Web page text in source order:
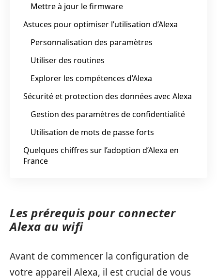
Mettre à jour le firmware
Astuces pour optimiser l’utilisation d’Alexa
Personnalisation des paramètres
Utiliser des routines
Explorer les compétences d’Alexa
Sécurité et protection des données avec Alexa
Gestion des paramètres de confidentialité
Utilisation de mots de passe forts
Quelques chiffres sur l’adoption d’Alexa en
France
Les prérequis pour connecter
Alexa au wifi
Avant de commencer la configuration de
votre appareil Alexa, il est crucial de vous